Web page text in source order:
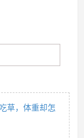
草，体重却怎